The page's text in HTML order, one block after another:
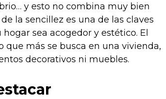
y esto no combina muy bien
la sencillez es una de las claves
sea acogedor y estético. El
más se busca en una vivienda,
decorativos ni muebles.